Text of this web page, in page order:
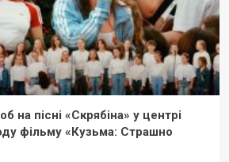
на пісні «Скрябіна» у центрі
фільму «Кузьма: Страшно